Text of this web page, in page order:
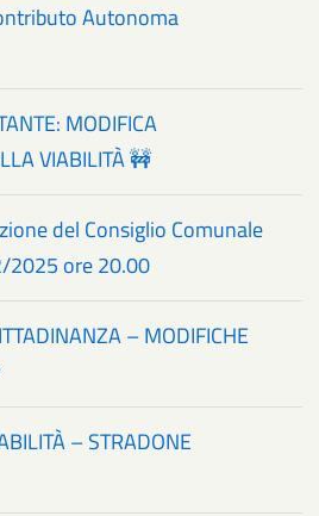
Autonoma
MODIFICA
VIABILITÀ 🚧
del Consiglio Comunale
2025 ore 20.00
– MODIFICHE
– STRADONE